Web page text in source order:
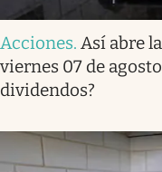
Acciones. Así abre
viernes 07 de
dividendos?